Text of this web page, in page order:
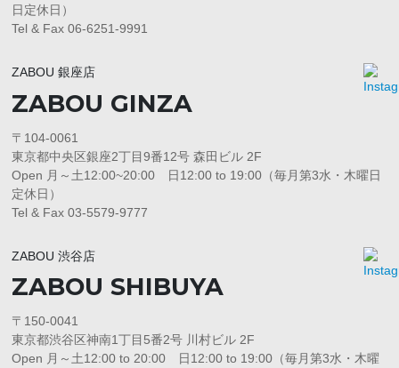
日定休日）
Tel & Fax 06-6251-9991
ZABOU 銀座店
ZABOU GINZA
〒104-0061
東京都中央区銀座2丁目9番12号 森田ビル 2F
Open 月～土12:00~20:00 日12:00 to 19:00（毎月第3水・木曜日
定休日）
Tel & Fax 03-5579-9777
ZABOU 渋谷店
ZABOU SHIBUYA
〒150-0041
東京都渋谷区神南1丁目5番2号 川村ビル 2F
Open 月～土12:00 to 20:00 日12:00 to 19:00（毎月第3水・木曜